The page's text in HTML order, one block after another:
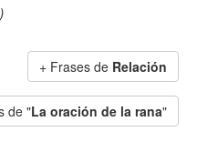
+ Frases de Relación
de "La oración de la rana"